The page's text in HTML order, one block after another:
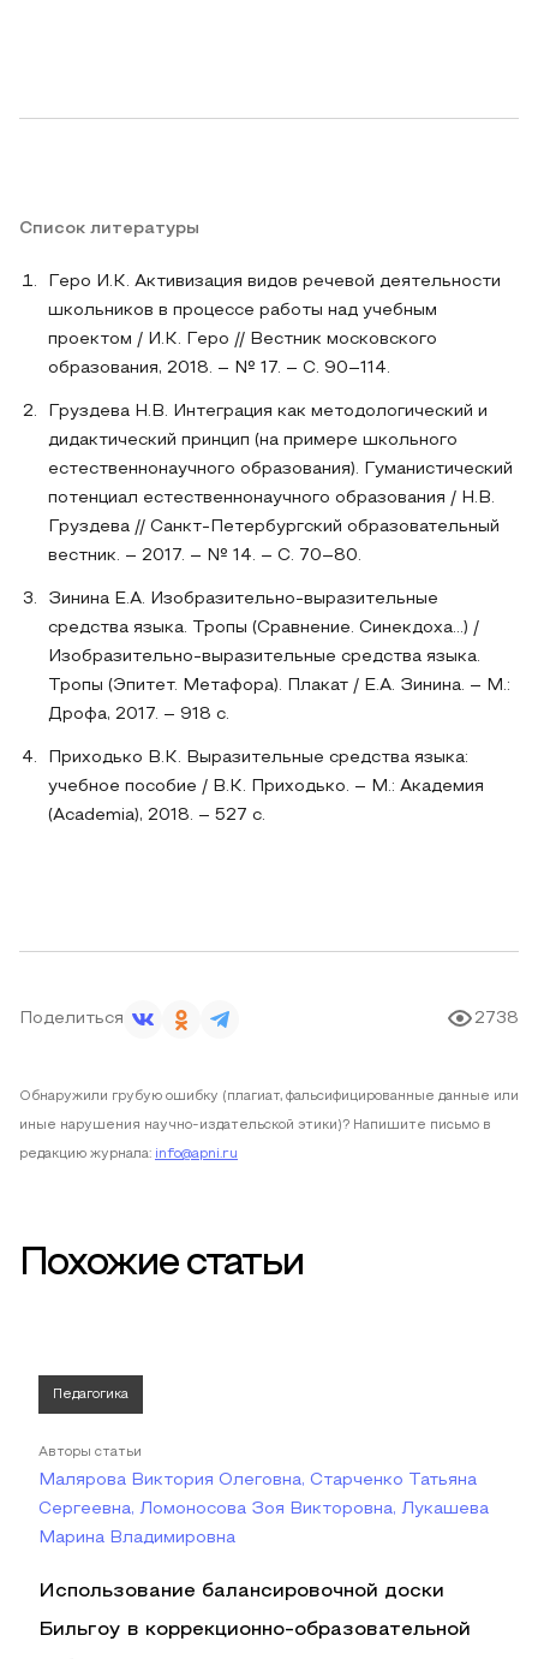
Список литературы
Геро И.К. Активизация видов речевой деятельности
школьников в процессе работы над учебным
проектом / И.К. Геро // Вестник московского
образования, 2018. – № 17. – С. 90–114.
Груздева Н.В. Интеграция как методологический и
дидактический принцип (на примере школьного
естественнонаучного образования). Гуманистический
потенциал естественнонаучного образования / Н.В.
Груздева // Санкт-Петербургский образовательный
вестник. – 2017. – № 14. – С. 70–80.
Зинина Е.А. Изобразительно-выразительные
средства языка. Тропы (Сравнение. Синекдоха...) /
Изобразительно-выразительные средства языка.
Тропы (Эпитет. Метафора). Плакат / Е.А. Зинина. – М.:
Дрофа, 2017. – 918 c.
Приходько В.К. Выразительные средства языка:
учебное пособие / В.К. Приходько. – М.: Академия
(Academia), 2018. – 527 c.
Поделиться 2738
Обнаружили грубую ошибку (плагиат, фальсифицированные данные или
иные нарушения научно-издательской этики)? Напишите письмо в
редакцию журнала: info@apni.ru
Похожие статьи
Педагогика
Авторы статьи
Малярова Виктория Олеговна, Старченко Татьяна
Сергеевна, Ломоносова Зоя Викторовна, Лукашева
Марина Владимировна
Использование балансировочной доски
Бильгоу в коррекционно-образовательной